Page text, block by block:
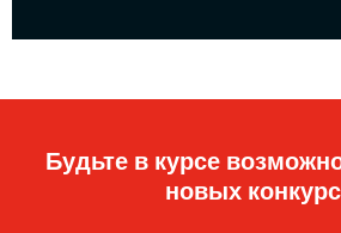
Будьте в курсе
новых